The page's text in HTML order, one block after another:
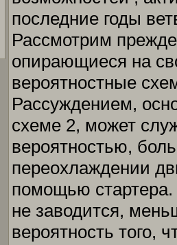
последние годы
Рассмотрим
опирающиеся на
вероятностные
Рассуждением,
схеме 2, может
вероятностью,
переохлаждении
помощью стартера.
не заводится,
вероятность того,